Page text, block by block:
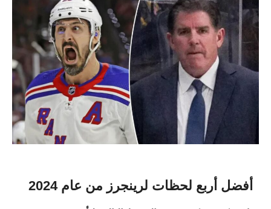
أفضل أربع لحظات لرينجرز من عام 2024